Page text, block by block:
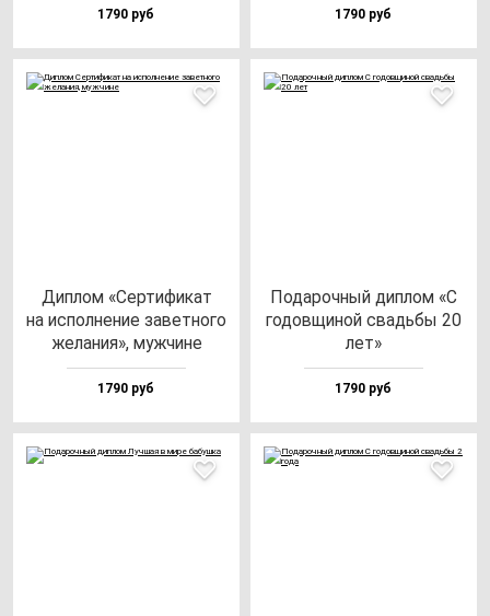
1790 руб 1790 руб
Дип­лом «Сер­ти­фи­кат
на ис­пол­не­ние за­вет­но­го
же­ла­ния», муж­чи­не
1790 руб
Пода­роч­ный дип­лом «С
го­дов­щи­ной свадь­бы 20
лет»
1790 руб